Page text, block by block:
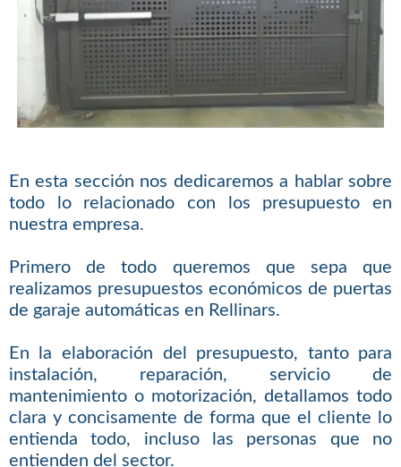
En esta sección nos dedicaremos a hablar sobre
todo lo relacionado con los presupuesto en
nuestra empresa.
Primero de todo queremos que sepa que
realizamos presupuestos económicos de puertas
de garaje automáticas en Rellinars.
En la elaboración del presupuesto, tanto para
instalación, reparación, servicio de
mantenimiento o motorización, detallamos todo
clara y concisamente de forma que el cliente lo
entienda todo, incluso las personas que no
entienden del sector.